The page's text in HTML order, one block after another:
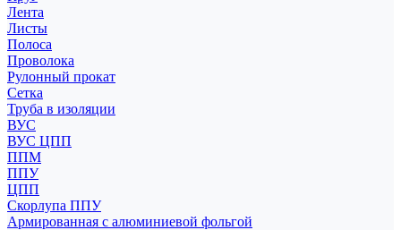
Лента
Листы
Полоса
Проволока
Рулонный прокат
Сетка
Труба в изоляции
ВУС
ВУС ЦПП
ППМ
ППУ
ЦПП
Скорлупа ППУ
Армированная с алюминиевой фольгой